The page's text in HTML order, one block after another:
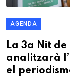
AGENDA
La 3a Nit
analitzarà
el